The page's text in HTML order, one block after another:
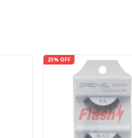
25% OFF